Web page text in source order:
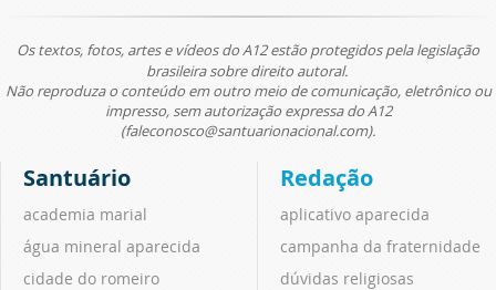
Os textos, fotos, artes e vídeos do A12 estão protegidos pela legislação
brasileira sobre direito autoral.
Não reproduza o conteúdo em outro meio de comunicação, eletrônico ou
impresso, sem autorização expressa do A12
(faleconosco@santuarionacional.com).
Santuário
academia marial
água mineral aparecida
cidade do romeiro
Redação
aplicativo aparecida
campanha da fraternidade
dúvidas religiosas